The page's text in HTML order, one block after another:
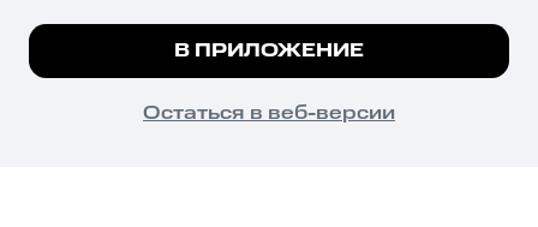
психотропных веществ, их аналогов причиняет вред здоровью,
их незаконный оборот запрещён и влечёт установленную
законодательством ответственность.
© 2026 ООО «КИОН».
Все права защищены
Мы используем куки, чтобы на сайте все
Подробнее
ПОНЯТНО
В ПРИЛОЖЕНИЕ
Остаться в веб-версии